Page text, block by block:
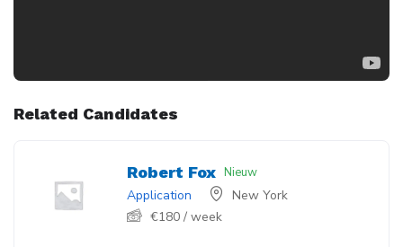
Related Candidates
Robert Fox Nieuw
Application
New York
€180 / week